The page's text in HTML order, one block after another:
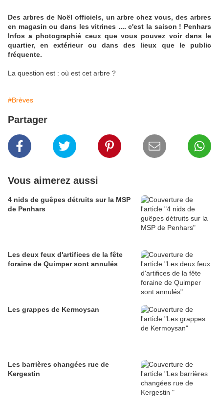
Des arbres de Noël officiels, un arbre chez vous, des arbres
en magasin ou dans les vitrines .... c'est la saison ! Penhars
Infos a photographié ceux que vous pouvez voir dans le
quartier, en extérieur ou dans des lieux que le public
fréquente.
La question est : où est cet arbre ?
#Brèves
Partager
Vous aimerez aussi
4 nids de guêpes détruits sur la MSP
de Penhars
Les deux feux d'artifices de la fête
foraine de Quimper sont annulés
Les grappes de Kermoysan
Les barrières changées rue de
Kergestin